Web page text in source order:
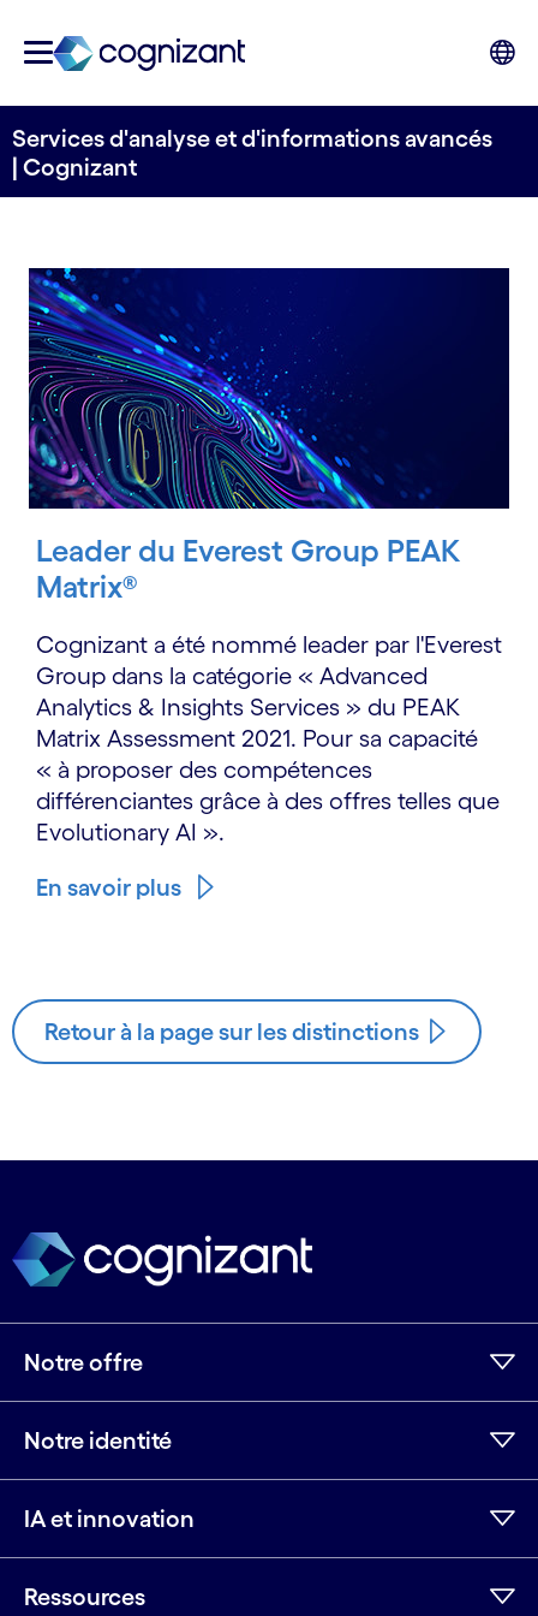
Services d'analyse et d'informations avancés
| Cognizant
Leader du Everest Group PEAK
Matrix®
Cognizant a été nommé leader par l'Everest
Group dans la catégorie « Advanced
Analytics & Insights Services » du PEAK
Matrix Assessment 2021. Pour sa capacité
« à proposer des compétences
différenciantes grâce à des offres telles que
Evolutionary AI ».
En savoir plus
Retour à la page sur les distinctions
Notre offre
Notre identité
IA et innovation
Ressources